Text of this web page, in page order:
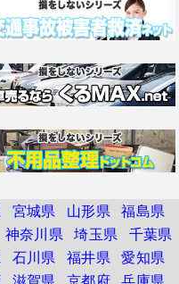
宮城県 山形県 福島県
神奈川県 埼玉県 千葉県
石川県 福井県 愛知県
滋賀県 京都府 兵庫県